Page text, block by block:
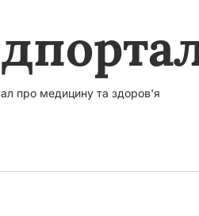
про медицину та здоров'я